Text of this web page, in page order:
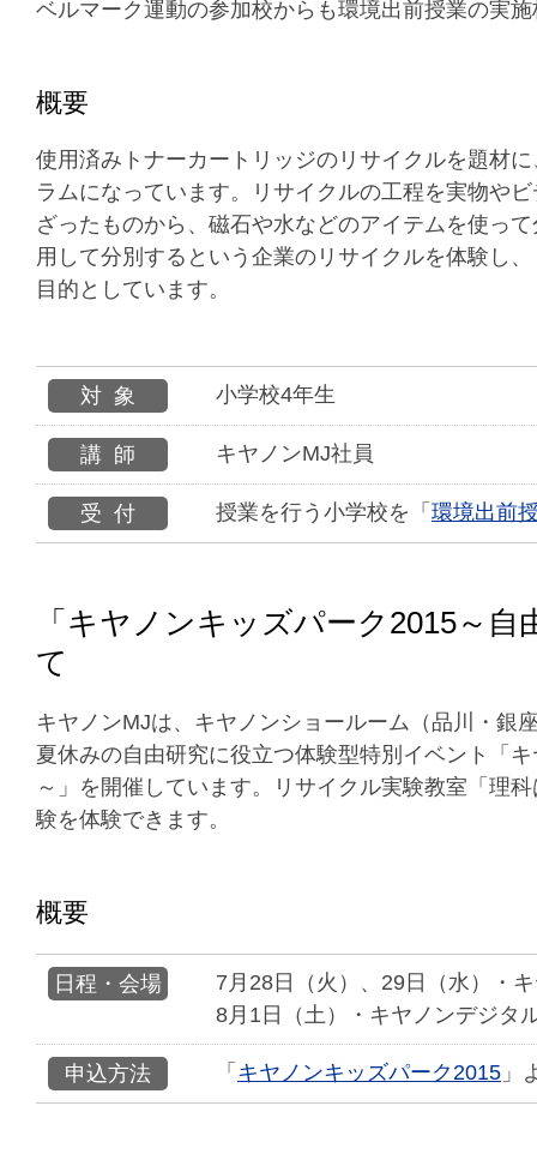
ベルマーク運動の参加校からも環境出前授業の実
概要
使用済みトナーカートリッジのリサイクルを題材
ラムになっています。リサイクルの工程を実物や
ざったものから、磁石や水などのアイテムを使っ
用して分別するという企業のリサイクルを体験し
目的としています。
対象 小学校4年生
講師 キヤノンMJ社員
受付 授業を行う小学校を「 環境出前
「キヤノンキッズパーク2015～
て
キヤノンMJは、キヤノンショールーム（品川・銀
夏休みの自由研究に役立つ体験型特別イベント「
～」を開催しています。リサイクル実験教室「理
験を体験できます。
概要
日程・会場
7月28日（火）、29日（水）・
8月1日（土）・キヤノンデジタ
申込方法 「 キヤノンキッズパーク2015 」